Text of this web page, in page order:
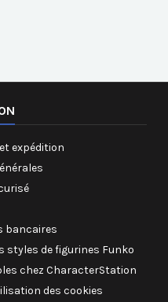
expédition
bancaires
styles de figurines Funko
chez CharacterStation
des cookies